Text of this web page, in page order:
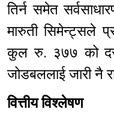
तिर्न समेत
मारुती सिमेन्ट्सले
कुल रु. ३७७ को
जोडबललाई जारी नै
वित्तीय विश्लेषण